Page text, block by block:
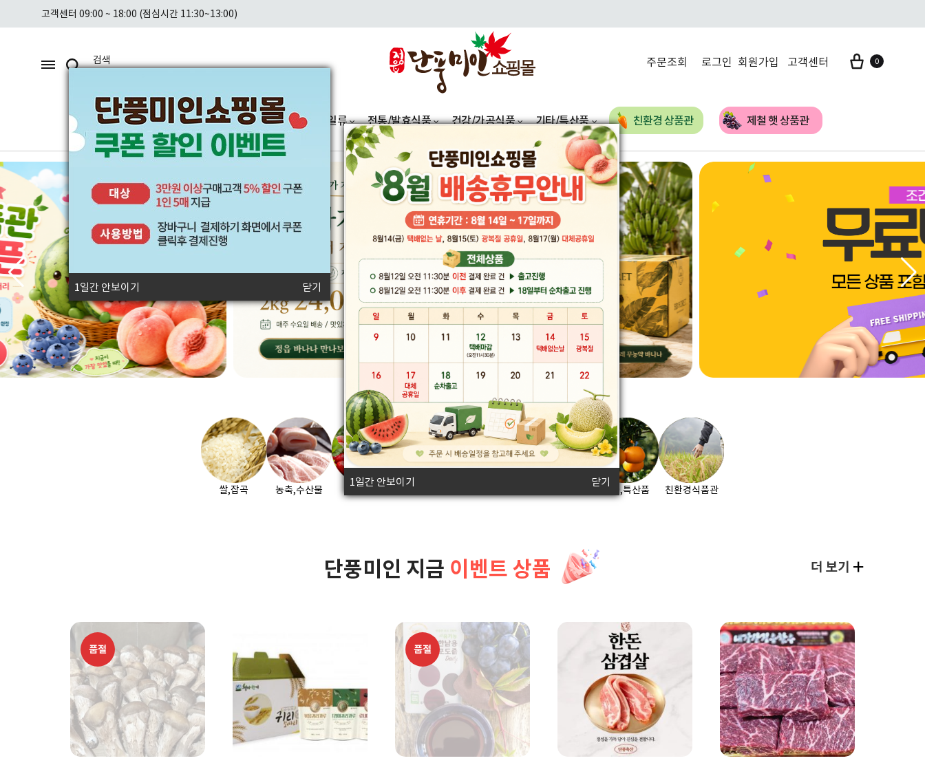
고객센터 09:00 ~ 18:00 (점심시간 11:30~13:00)
메 검
풍
미
인
읍
시
가
품
질
보
증
하
는
쇼
주문조회 로그인 회원가입 고객센터
입금자를 찾습니다
질문과 답
장바구니
0
쌀/잡곡
현미
찹쌀
오색미
보리
혼합/기타
농축/수산물
한우
돼지
번데기
채소류
건채소류
고구마
둥근마
토마토
알로에
양파
버섯
기타
과일류
복숭아
포도
레드향
베리류/기타
전통/발효식품
간장
고추장
된장
청국장
식초
장아찌
잼
떡
주류
건강/가공식품
농축/액상차
침출차
환/단
분말류
벌꿀류
곡물가공식품
죽/젤리
기타/특산품
생활용품
쌀/잡곡 농축/수산물 채소류 과일류 전통/발효식품 건강/가공식품 기타/특산품 친환경 상품관 제철 햇 상품관
쌀,잡곡 농축,수산물 과일류 기타,특산품 친환경식품관
품절 품절
1일간 안보이기 닫기
1일간 안보이기 닫기